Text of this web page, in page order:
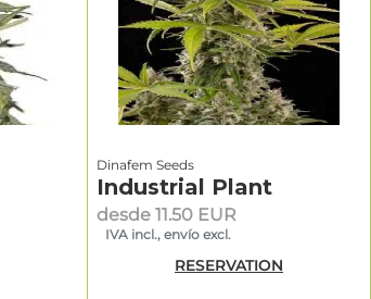
Dinafem Seeds
Industrial Plant
desde 11.50 EUR
IVA incl., envío excl.
RESERVATION